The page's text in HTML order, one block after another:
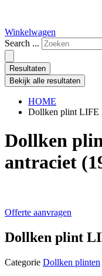
Winkelwagen
Search ...
Resultaten
Bekijk alle resultaten
HOME
Dollken plint LIFE
Dollken
antraciet
Offerte aanvragen
Dollken plint
Categorie Dollken plinten